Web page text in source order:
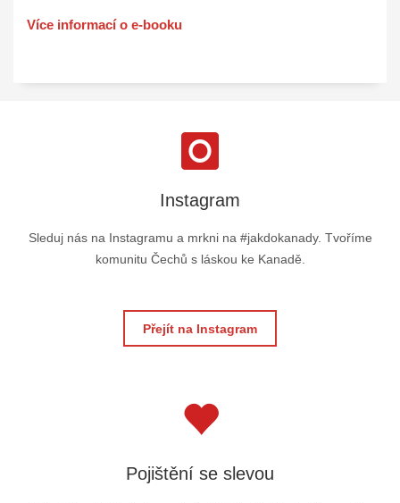
Více informací o e-booku
Instagram
Sleduj nás na Instagramu a mrkni na #jakdokanady. Tvoříme
komunitu Čechů s láskou ke Kanadě.
Přejít na Instagram
Pojištění se slevou